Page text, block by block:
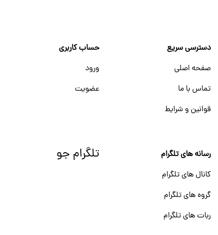
دسترسی سریع
صفحه اصلی
تماس با ما
قوانین و شرایط
حساب کاربری
ورود
عضویت
رسانه های تلگرام
کانال های تلگرام
گروه های تلگرام
ربات های تلگرام
تلگرام جو